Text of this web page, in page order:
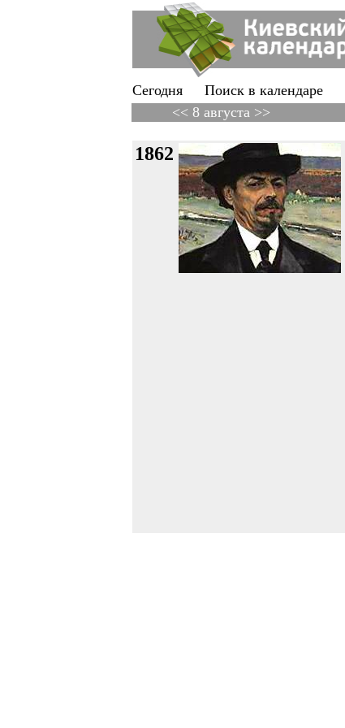
Сегодня Поиск в календаре
<< 8 августа >>
1862